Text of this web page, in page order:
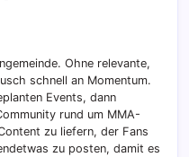
Ohne relevante,
schnell an Momentum.
Events, dann
rund um MMA-
zu liefern, der Fans
zu posten, damit es